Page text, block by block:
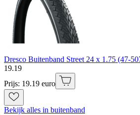
Dresco Buitenband Street 24 x 1.75 (47-
19.19
Prijs: 19.19 euro
Bekijk alles in buitenband